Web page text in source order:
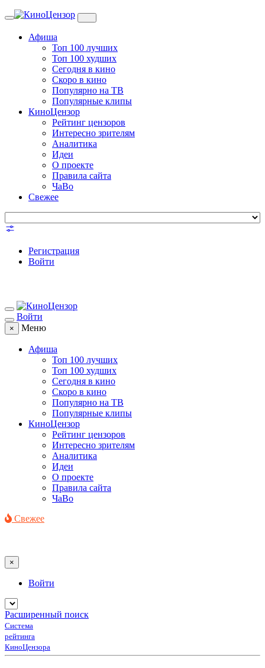
Toggle
Афиша
Топ 100 лучших
Топ 100 худших
Сегодня в кино
Скоро в кино
Популярно на ТВ
Популярные клипы
КиноЦензор
Рейтинг цензоров
Интересно зрителям
Аналитика
Идеи
О проекте
Правила сайта
ЧаВо
Свежее
Регистрация
Войти
Войти
× Меню
Афиша
Топ 100 лучших
Топ 100 худших
Сегодня в кино
Скоро в кино
Популярно на ТВ
Популярные клипы
КиноЦензор
Рейтинг цензоров
Интересно зрителям
Аналитика
Идеи
О проекте
Правила сайта
ЧаВо
Свежее
×
Войти
Расширенный поиск
Система
рейтинга
КиноЦензора